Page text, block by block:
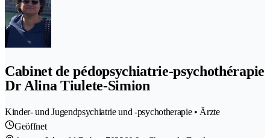
Cabinet de pédopsychiatrie-psychothérapie
Dr Alina Tiulete-Simion
Kinder- und Jugendpsychiatrie und -psychotherapie • Ärzte
Geöffnet